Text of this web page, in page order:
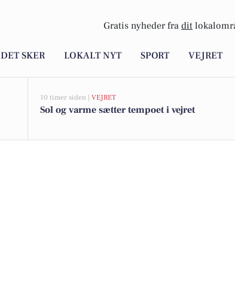
Gratis nyheder fra dit
DET SKER LOKALT NYT SPORT VEJRET
10 timer siden | VEJRET
Sol og varme sætter tempoet i vejret